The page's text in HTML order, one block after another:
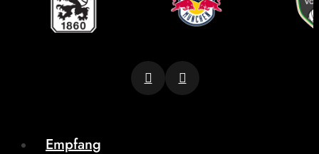
Empfang